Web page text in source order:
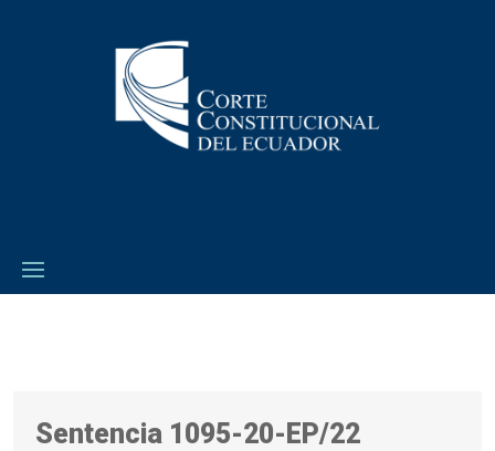
Sentencia 1095-20-EP/22